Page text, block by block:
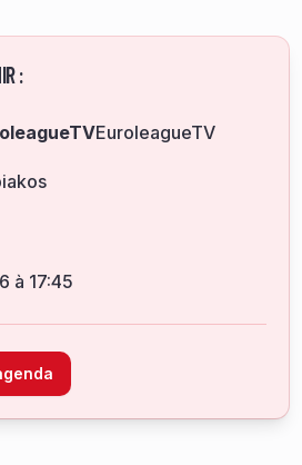
:
EuroleagueTV
à 17:45